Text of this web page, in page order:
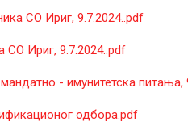
СО Ириг, 9.7.2024..pdf
СО Ириг, 9.7.2024..pdf
- имунитетска питања,
одбора.pdf